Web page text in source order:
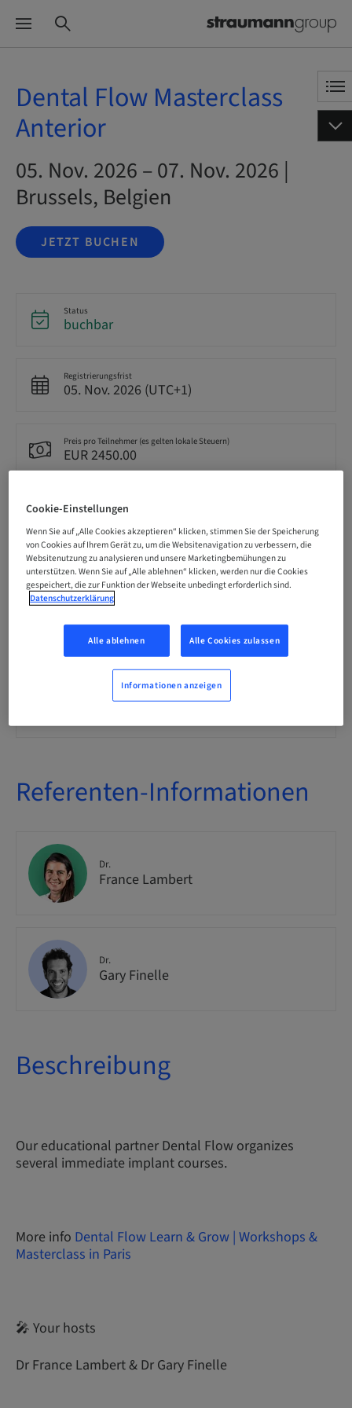
Dental Flow Masterclass
Anterior
05. Nov. 2026 – 07. Nov. 2026 |
Brussels, Belgien
JETZT BUCHEN
Status
buchbar
Registrierungsfrist
05. Nov. 2026 (UTC+1)
Preis pro Teilnehmer (es gelten lokale Steuern)
EUR 2450.00
Sprache
Englisch
Punkte
0.00 Punkte
Bereitstellungsmethode
Theorie-Kurs
Referenten-Informationen
Dr.
France Lambert
Dr.
Gary Finelle
Beschreibung
Our educational partner Dental Flow organizes
several immediate implant courses.
More info Dental Flow Learn & Grow | Workshops &
Masterclass in Paris
🎤 Your hosts
Dr France Lambert & Dr Gary Finelle
Cookie-Einstellungen
Wenn Sie auf „Alle Cookies akzeptieren“ klicken, stimmen Sie der Speicherung
von Cookies auf Ihrem Gerät zu, um die Websitenavigation zu verbessern, die
Websitenutzung zu analysieren und unsere Marketingbemühungen zu
unterstützen. Wenn Sie auf „Alle ablehnen“ klicken, werden nur die Cookies
gespeichert, die zur Funktion der Webseite unbedingt erforderlich sind.
Datenschutzerklärung
Alle ablehnen Alle Cookies zulassen
Informationen anzeigen